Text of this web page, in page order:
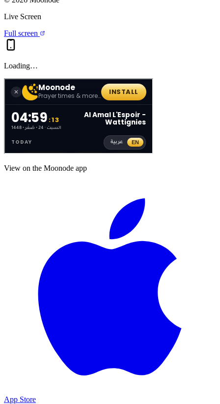
Live Screen
Full screen
Loading…
View on the Moonode app
App Store